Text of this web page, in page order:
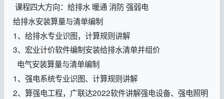
课程四大方向：给排水 暖通 消防 强弱电
给排水安装算量与清单编制
1、给排水专业识图，计算规则讲解
3、宏业计价软件编制安装给排水清单并组价
电气安装算量与清单编制
1、强电系统专业识图、计算规则讲解
2、算强电工程，广联达2022软件讲解强电设备、强电照明